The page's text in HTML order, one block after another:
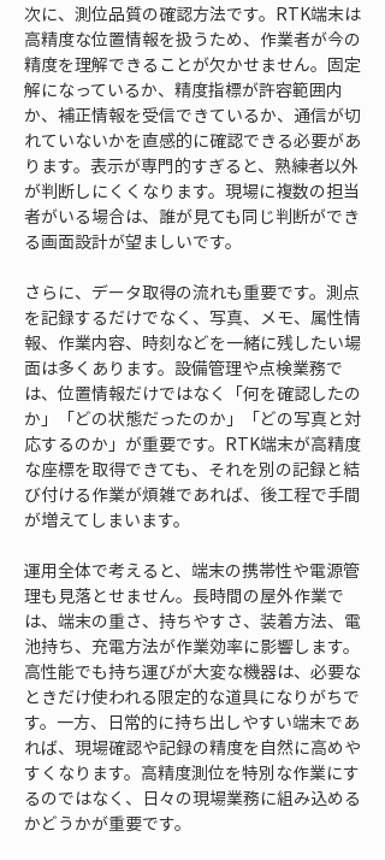
次に、測位品質の確認方法です。RTK端末は
高精度な位置情報を扱うため、作業者が今の
精度を理解できることが欠かせません。固定
解になっているか、精度指標が許容範囲内
か、補正情報を受信できているか、通信が切
れていないかを直感的に確認できる必要があ
ります。表示が専門的すぎると、熟練者以外
が判断しにくくなります。現場に複数の担当
者がいる場合は、誰が見ても同じ判断ができ
る画面設計が望ましいです。
さらに、データ取得の流れも重要です。測点
を記録するだけでなく、写真、メモ、属性情
報、作業内容、時刻などを一緒に残したい場
面は多くあります。設備管理や点検業務で
は、位置情報だけではなく「何を確認したの
か」「どの状態だったのか」「どの写真と対
応するのか」が重要です。RTK端末が高精度
な座標を取得できても、それを別の記録と結
び付ける作業が煩雑であれば、後工程で手間
が増えてしまいます。
運用全体で考えると、端末の携帯性や電源管
理も見落とせません。長時間の屋外作業で
は、端末の重さ、持ちやすさ、装着方法、電
池持ち、充電方法が作業効率に影響します。
高性能でも持ち運びが大変な機器は、必要な
ときだけ使われる限定的な道具になりがちで
す。一方、日常的に持ち出しやすい端末であ
れば、現場確認や記録の精度を自然に高めや
すくなります。高精度測位を特別な作業にす
るのではなく、日々の現場業務に組み込める
かどうかが重要です。